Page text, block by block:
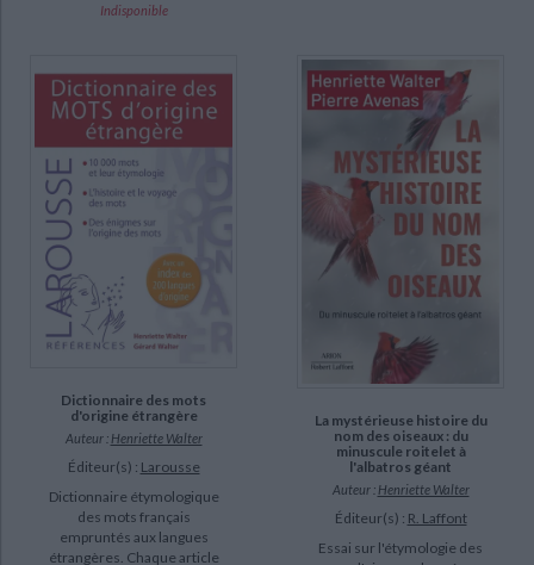
Indisponible
Dictionnaire des mots
d'origine étrangère
Auteur : Henriette Walter
Éditeur(s) : Larousse
Dictionnaire étymologique
des mots français
empruntés aux langues
étrangères. Chaque article
La mystérieuse histoire du
nom des oiseaux : du
minuscule roitelet à
l'albatros géant
Auteur : Henriette Walter
Éditeur(s) : R. Laffont
Essai sur l'étymologie des